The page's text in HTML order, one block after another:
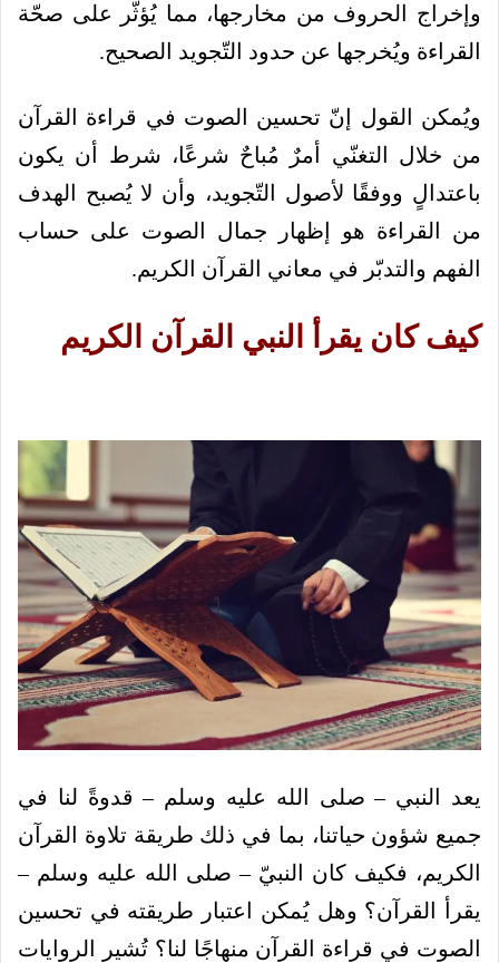
وإخراج الحروف من مخارجها، مما يُؤثّر على صحّة
القراءة ويُخرجها عن حدود التّجويد الصحيح.
ويُمكن القول إنّ تحسين الصوت في قراءة القرآن
من خلال التغنّي أمرٌ مُباحٌ شرعًا، شرط أن يكون
باعتدالٍ ووفقًا لأصول التّجويد، وأن لا يُصبح الهدف
من القراءة هو إظهار جمال الصوت على حساب
الفهم والتدبّر في معاني القرآن الكريم.
كيف كان يقرأ النبي القرآن الكريم
يعد النبي – صلى الله عليه وسلم – قدوةً لنا في
جميع شؤون حياتنا، بما في ذلك طريقة تلاوة القرآن
الكريم، فكيف كان النبيّ – صلى الله عليه وسلم –
يقرأ القرآن؟ وهل يُمكن اعتبار طريقته في تحسين
الصوت في قراءة القرآن منهاجًا لنا؟تُشير الروايات